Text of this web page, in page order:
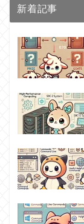
新着記事